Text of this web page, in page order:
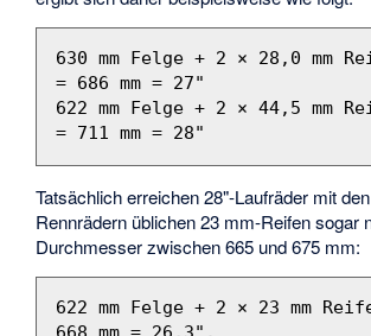
630 mm Felge + 2 × 28,0 mm
= 686 mm = 27"
622 mm Felge + 2 × 44,5 mm
Tatsächlich erreichen 28"-Laufräder mit
Rennrädern üblichen 23 mm-Reifen sogar
Durchmesser zwischen 665 und 675 mm:
622 mm Felge + 2 × 23 mm